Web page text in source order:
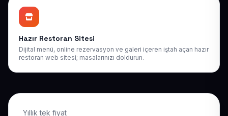
Hazır Restoran Sitesi
Dijital menü, online rezervasyon ve galeri içeren iştah açan hazır
restoran web sitesi; masalarınızı doldurun.
Yıllık tek fiyat